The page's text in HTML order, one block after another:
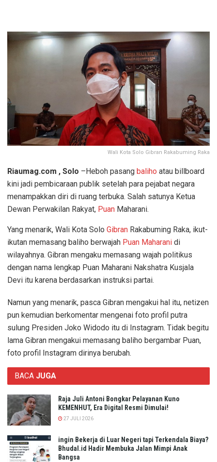
Wali Kota Solo Gibran Rakabuming Raka
Riaumag.com , Solo –Heboh pasang baliho atau billboard
kini jadi pembicaraan publik setelah para pejabat negara
menampakkan diri di ruang terbuka. Salah satunya Ketua
Dewan Perwakilan Rakyat, Puan Maharani.
Yang menarik, Wali Kota Solo Gibran Rakabuming Raka, ikut-
ikutan memasang baliho berwajah Puan Maharani di
wilayahnya. Gibran mengaku memasang wajah politikus
dengan nama lengkap Puan Maharani Nakshatra Kusjala
Devi itu karena berdasarkan instruksi partai.
Namun yang menarik, pasca Gibran mengakui hal itu, netizen
pun kemudian berkomentar mengenai foto profil putra
sulung Presiden Joko Widodo itu di Instagram. Tidak begitu
lama Gibran mengakui memasang baliho bergambar Puan,
foto profil Instagram dirinya berubah.
BACA JUGA
Raja Juli Antoni Bongkar Pelayanan Kuno
KEMENHUT, Era Digital Resmi Dimulai!
27 JULI 2026
ingin Bekerja di Luar Negeri tapi Terkendala Biaya?
Bhudal.id Hadir Membuka Jalan Mimpi Anak
Bangsa